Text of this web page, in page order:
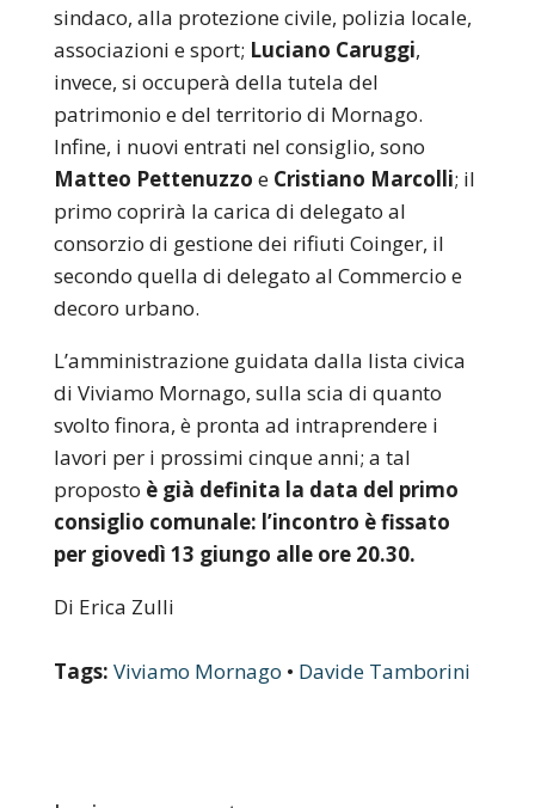
sindaco, alla protezione civile, polizia locale,
associazioni e sport; Luciano Caruggi,
invece, si occuperà della tutela del
patrimonio e del territorio di Mornago.
Infine, i nuovi entrati nel consiglio, sono
Matteo Pettenuzzo e Cristiano Marcolli; il
primo coprirà la carica di delegato al
consorzio di gestione dei rifiuti Coinger, il
secondo quella di delegato al Commercio e
decoro urbano.
L’amministrazione guidata dalla lista civica
di Viviamo Mornago, sulla scia di quanto
svolto finora, è pronta ad intraprendere i
lavori per i prossimi cinque anni; a tal
proposto è già definita la data del primo
consiglio comunale: l’incontro è fissato
per giovedì 13 giungo alle ore 20.30.
Di Erica Zulli
Tags: Viviamo Mornago • Davide Tamborini